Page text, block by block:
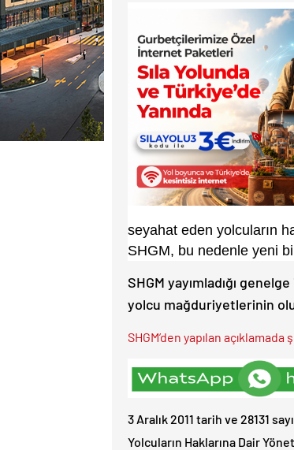
seyahat eden yolcuların
SHGM, bu nedenle yeni
SHGM yayımladığı
yolcu mağduriyetlerinin
SHGM’den yapılan
3 Aralık 2011 tarih ve 28131
Yolcuların Haklarına Dair